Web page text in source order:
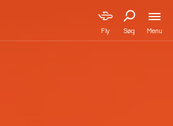
Fly Søg Menu